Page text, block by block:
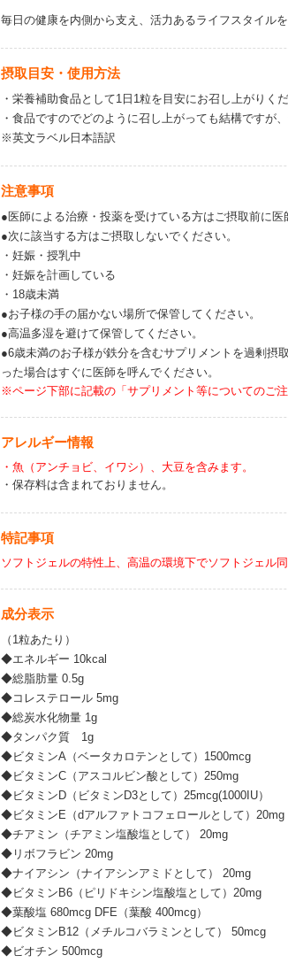
毎日の健康を内側から支え、活力あるライフスタイルを
摂取目安・使用方法
・栄養補助食品として1日1粒を目安にお召し上がりくだ
・食品ですのでどのように召し上がっても結構ですが
※英文ラベル日本語訳
注意事項
●医師による治療・投薬を受けている方はご摂取前に医
●次に該当する方はご摂取しないでください。
・妊娠・授乳中
・妊娠を計画している
・18歳未満
●お子様の手の届かない場所で保管してください。
●高温多湿を避けて保管してください。
●6歳未満のお子様が鉄分を含むサプリメントを過剰摂
った場合はすぐに医師を呼んでください。
※ページ下部に記載の「サプリメント等についてのご注
アレルギー情報
・魚（アンチョビ、イワシ）、大豆を含みます。
・保存料は含まれておりません。
特記事項
ソフトジェルの特性上、高温の環境下でソフトジェル
成分表示
（1粒あたり）
◆エネルギー 10kcal
◆総脂肪量 0.5g
◆コレステロール 5mg
◆総炭水化物量 1g
◆タンパク質 1g
◆ビタミンA（ベータカロテンとして）1500mcg
◆ビタミンC（アスコルビン酸として）250mg
◆ビタミンD（ビタミンD3として）25mcg(1000IU）
◆ビタミンE（dアルファトコフェロールとして）20mg
◆チアミン（チアミン塩酸塩として） 20mg
◆リボフラビン 20mg
◆ナイアシン（ナイアシンアミドとして） 20mg
◆ビタミンB6（ピリドキシン塩酸塩として）20mg
◆葉酸塩 680mcg DFE（葉酸 400mcg）
◆ビタミンB12（メチルコバラミンとして） 50mcg
◆ビオチン 500mcg